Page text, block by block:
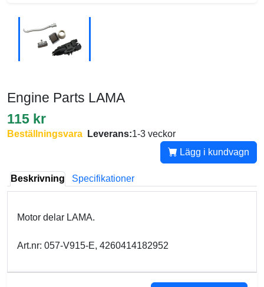
Engine Parts LAMA
115 kr
Beställningsvara Leverans:1-3 veckor
Lägg i kundvagn
Beskrivning Specifikationer
Motor delar LAMA.
Art.nr: 057-V915-E, 4260414182952